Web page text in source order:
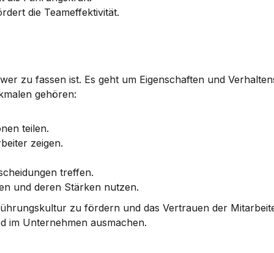
die Teameffektivität.
zu fassen ist. Es geht um Eigenschaften und
gehören:
teilen.
zeigen.
treffen.
und deren Stärken nutzen.
zu fördern und das Vertrauen der
im Unternehmen ausmachen.